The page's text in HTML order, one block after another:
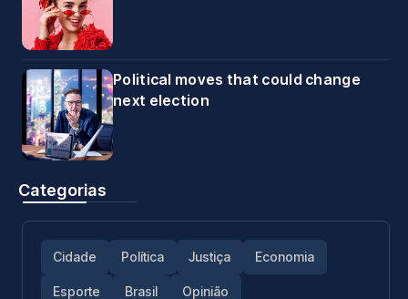
Political moves that could change
next election
Categorias
Cidade Política Justiça Economia
Esporte Brasil Opinião